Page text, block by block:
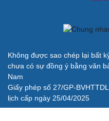
Không được sao chép lại bất
chưa có sự đồng ý bằng văn
Nam
Giấy phép số 27/GP-
lịch cấp ngày 25/04/2025